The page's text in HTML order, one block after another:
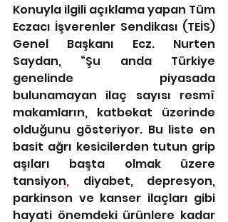
Konuyla ilgili açıklama yapan Tüm
Eczacı İşverenler Sendikası (TEİS)
Genel Başkanı Ecz. Nurten
Saydan, “Şu anda Türkiye
genelinde piyasada
bulunamayan ilaç sayısı resmî
makamların, katbekat üzerinde
olduğunu gösteriyor. Bu liste en
basit ağrı kesicilerden tutun grip
aşıları başta olmak üzere
tansiyon, diyabet, depresyon,
parkinson ve kanser ilaçları gibi
hayati önemdeki ürünlere kadar